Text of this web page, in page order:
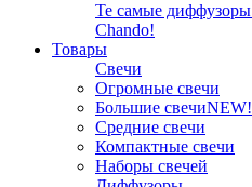
Те самые диффузоры
Chando!
Товары
Свечи
Огромные свечи
Большие свечиNEW!
Средние свечи
Компактные свечи
Наборы свечей